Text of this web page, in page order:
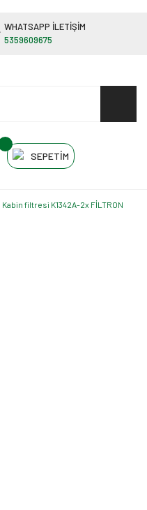
WHATSAPP İLETİŞİM
5359609675
SEPETİM